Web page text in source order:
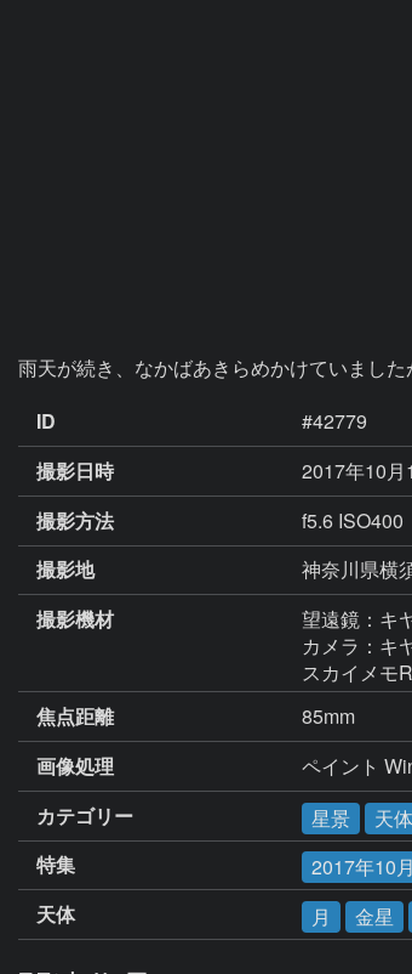
雨天が続き、なかばあきらめかけていまし
ID
#42779
撮影日時
2017年10
撮影方法
f5.6 ISO400
撮影地
神奈川県横
撮影機材
望遠鏡：キ
カメラ：キ
スカイメモ
焦点距離
85mm
画像処理
ペイント
カテゴリー
星景
天
特集
2017年10
天体
月 金星